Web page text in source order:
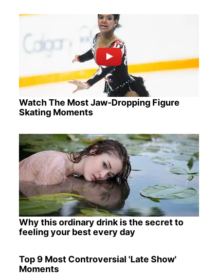
Watch The Most Jaw‑Dropping Figure
Skating Moments
Why this ordinary drink is the secret to
feeling your best every day
Top 9 Most Controversial 'Late Show'
Moments